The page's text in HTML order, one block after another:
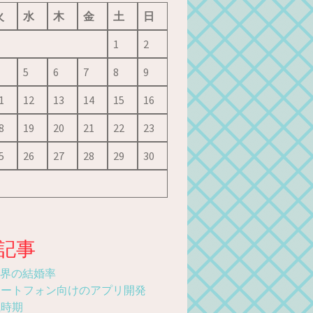
水 木 金 土
日
1
2
5
6 7 8
9
12 13 14 15
16
19 20 21 22
23
26 27 28 29 30
事
の結婚率
トフォン向けのアプリ開発
期